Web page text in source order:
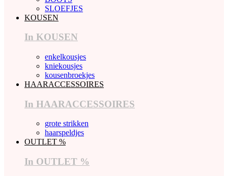
SLOEFJES
KOUSEN
In KOUSEN
enkelkousjes
kniekousjes
kousenbroekjes
HAARACCESSOIRES
In HAARACCESSOIRES
grote strikken
haarspeldjes
OUTLET %
In OUTLET %